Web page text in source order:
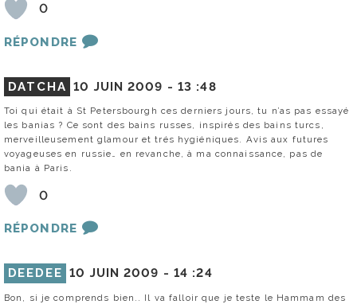
0
RÉPONDRE
DATCHA 10 JUIN 2009 - 13 :48
Toi qui était à St Petersbourgh ces derniers jours, tu n’as pas essayé
les banias ? Ce sont des bains russes, inspirés des bains turcs,
merveilleusement glamour et trés hygiéniques. Avis aux futures
voyageuses en russie… en revanche, à ma connaissance, pas de
bania à Paris.
0
RÉPONDRE
DEEDEE 10 JUIN 2009 - 14 :24
Bon, si je comprends bien.. Il va falloir que je teste le Hammam des